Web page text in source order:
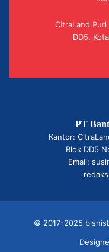
CitraLand
DD5,
PT
Kantor:
Blok DD5
Email:
© 2017-2025